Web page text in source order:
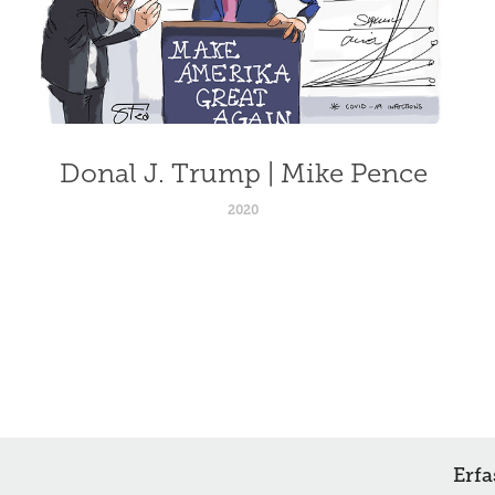
Donal J. Trump | Mike Pence
2020